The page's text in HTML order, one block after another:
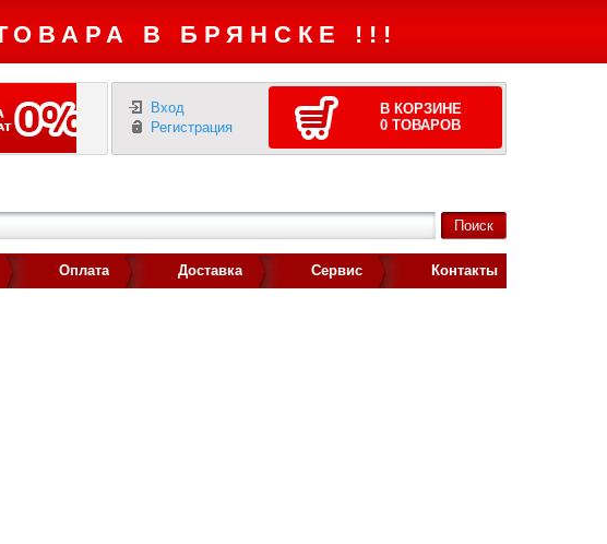
В БРЯНСКЕ !!!
Вход
Регистрация
В КОРЗИНЕ
0 ТОВАРОВ
Оплата Доставка Сервис Контакты